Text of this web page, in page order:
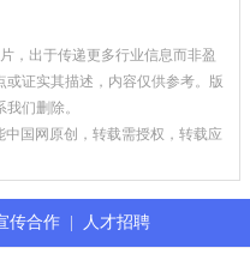
，出于传递更多行业信息而非盈
证实其描述，内容仅供参考。版
们删除。
中国网原创，转载需授权，转载应
传合作 | 人才招聘